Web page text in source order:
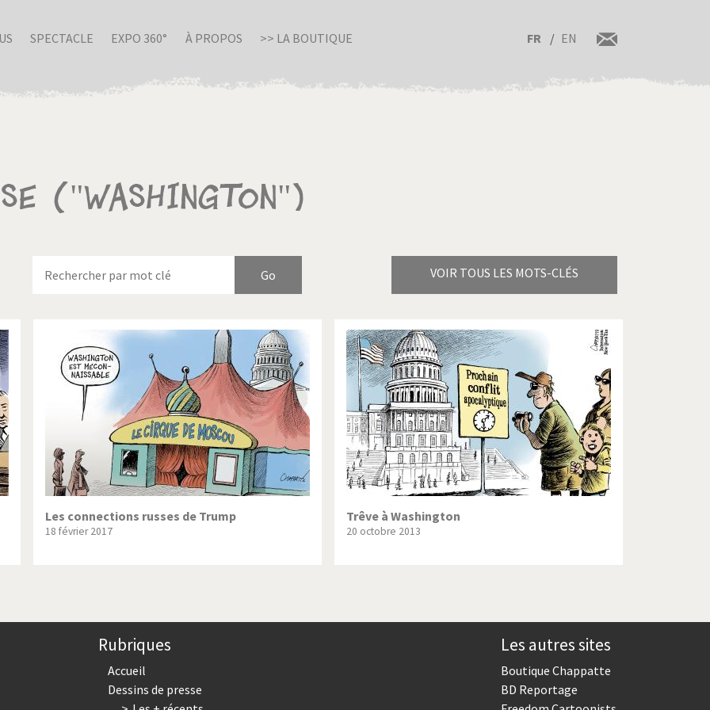
SPECTACLE EXPO 360° À PROPOS >> LA BOUTIQUE FR EN
("Washington")
VOIR TOUS LES MOTS-CLÉS
en Italie Birmanie Brexitland
ou pas très? Chère énergie! Crise grecque
arabe à l'hiver Election présidentielle US Guerre en Syrie
Palestine L'Amérique et les armes L'Iran tremble
du Nord: guerre ou paix? La finance et ses crises La France en marche
Le Best-Of Le boson de Higgs
virus Pot-pourri SOS l'Europe!
Les connections russes de Trump
18 février 2017
Trêve à Washington
20 octobre 2013
Rubriques
Accueil
Dessins de presse
Les autres sites
Boutique Chappatte
BD Reportage